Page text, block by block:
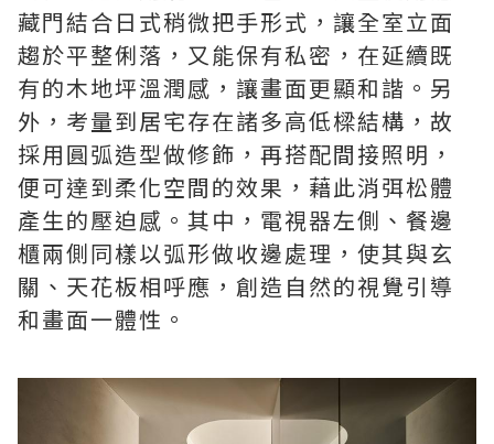
藏門結合日式稍微把手形式，讓全室立面
趨於平整俐落，又能保有私密，在延續既
有的木地坪溫潤感，讓畫面更顯和諧。另
外，考量到居宅存在諸多高低樑結構，故
採用圓弧造型做修飾，再搭配間接照明，
便可達到柔化空間的效果，藉此消弭松體
產生的壓迫感。其中，電視器左側、餐邊
櫃兩側同樣以弧形做收邊處理，使其與玄
關、天花板相呼應，創造自然的視覺引導
和畫面一體性。